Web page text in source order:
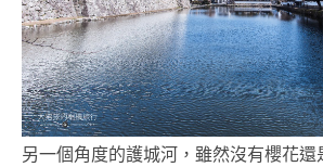
另一個角度的護城河，雖然沒有櫻花還